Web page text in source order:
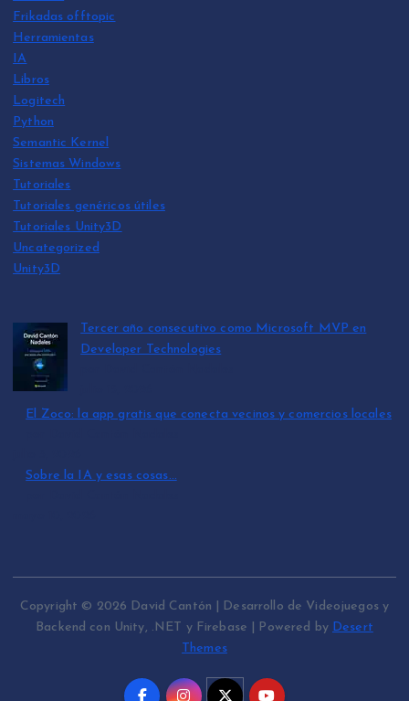
Frikadas offtopic
Herramientas
IA
Libros
Logitech
Python
Semantic Kernel
Sistemas Windows
Tutoriales
Tutoriales genéricos útiles
Tutoriales Unity3D
Uncategorized
Unity3D
Tercer año consecutivo como Microsoft MVP en
Developer Technologies
El Zoco: la app gratis que conecta vecinos y comercios locales
Sobre la IA y esas cosas…
Copyright © 2026 David Cantón | Desarrollo de Videojuegos y
Backend con Unity, .NET y Firebase | Powered by Desert
Themes